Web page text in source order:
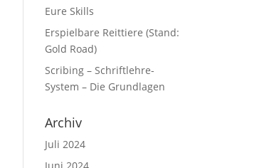
Eure Skills
Erspielbare Reittiere (Stand:
Gold Road)
Scribing – Schriftlehre-
System – Die Grundlagen
Archiv
Juli 2024